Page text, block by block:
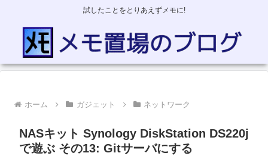
試したことをとりあえずメモに!
ホーム ガジェット ネットワーク
NASキット Synology DiskStation DS220j
で遊ぶ その13: Gitサーバにする